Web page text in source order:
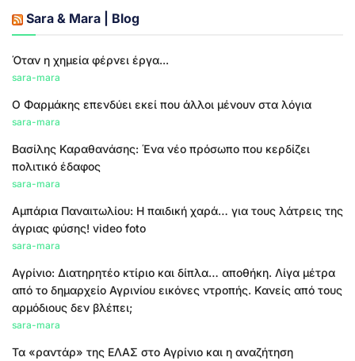
Sara & Mara | Blog
Όταν η χημεία φέρνει έργα...
sara-mara
Ο Φαρμάκης επενδύει εκεί που άλλοι μένουν στα λόγια
sara-mara
Βασίλης Καραθανάσης: Ένα νέο πρόσωπο που κερδίζει
πολιτικό έδαφος
sara-mara
Αμπάρια Παναιτωλίου: Η παιδική χαρά… για τους λάτρεις της
άγριας φύσης! video foto
sara-mara
Αγρίνιο: Διατηρητέο κτίριο και δίπλα… αποθήκη. Λίγα μέτρα
από το δημαρχείο Αγρινίου εικόνες ντροπής. Κανείς από τους
αρμόδιους δεν βλέπει;
sara-mara
Τα «ραντάρ» της ΕΛΑΣ στο Αγρίνιο και η αναζήτηση